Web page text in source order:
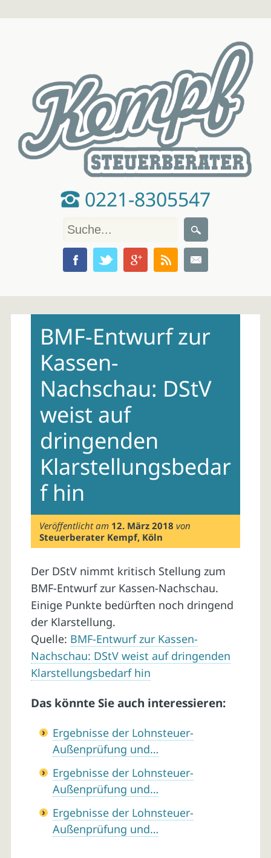
0221-8305547
contentBMF-Entwurf zur
Kassen-
Nachschau: DStV
weist auf
dringenden
Klarstellungsbedar
f hin
Veröffentlicht am 12. März 2018 von
Steuerberater Kempf, Köln
Der DStV nimmt kritisch Stellung zum
BMF-Entwurf zur Kassen-Nachschau.
Einige Punkte bedürften noch dringend
der Klarstellung.
Quelle: BMF-Entwurf zur Kassen-
Nachschau: DStV weist auf dringenden
Klarstellungsbedarf hin
Das könnte Sie auch interessieren:
Ergebnisse der Lohnsteuer-
Außenprüfung und…
Ergebnisse der Lohnsteuer-
Außenprüfung und…
Ergebnisse der Lohnsteuer-
Außenprüfung und…